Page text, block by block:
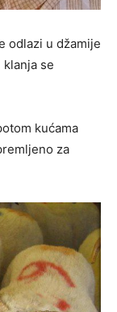
odlazi u džamije
klanja se
kućama
za